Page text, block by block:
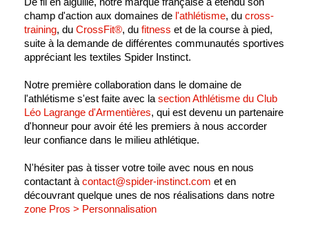
champ d'action aux domaines de l'athlétisme, du cross-
training, du CrossFit®, du fitness et de la course à pied,
suite à la demande de différentes communautés sportives
appréciant les textiles Spider Instinct.
Notre première collaboration dans le domaine de
l'athlétisme s'est faite avec la section Athlétisme du Club
Léo Lagrange d'Armentières, qui est devenu un partenaire
d'honneur pour avoir été les premiers à nous accorder
leur confiance dans le milieu athlétique.
N'hésiter pas à tisser votre toile avec nous en nous
contactant à contact@spider-instinct.com et en
découvrant quelque unes de nos réalisations dans notre
zone Pros > Personnalisation